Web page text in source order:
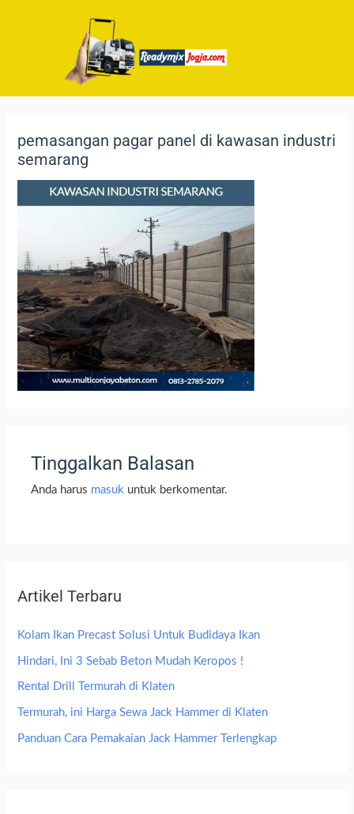
pemasangan pagar panel di kawasan industri
semarang
Tinggalkan Balasan
Anda harus masuk untuk berkomentar.
Artikel Terbaru
Kolam Ikan Precast Solusi Untuk Budidaya Ikan
Hindari, Ini 3 Sebab Beton Mudah Keropos !
Rental Drill Termurah di Klaten
Termurah, ini Harga Sewa Jack Hammer di Klaten
Panduan Cara Pemakaian Jack Hammer Terlengkap